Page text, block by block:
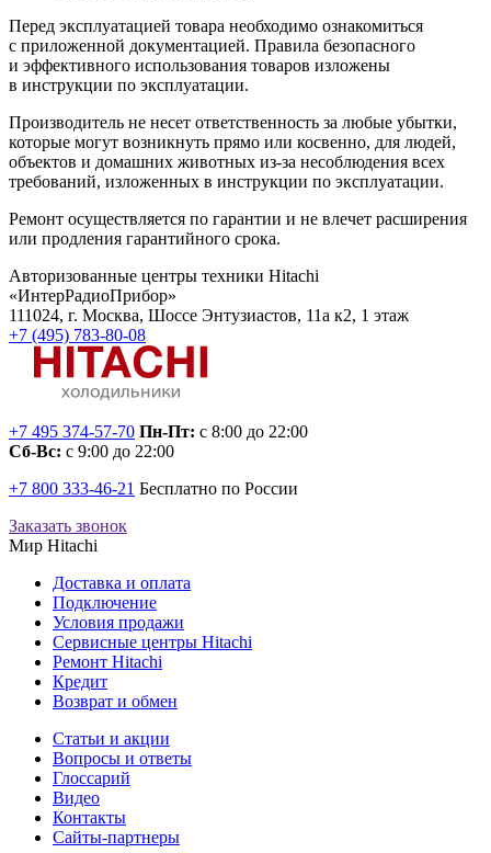
Перед эксплуатацией товара необходимо ознакомиться
с приложенной документацией. Правила безопасного
и эффективного использования товаров изложены
в инструкции по эксплуатации.
Производитель не несет ответственность за любые убытки,
которые могут возникнуть прямо или косвенно, для людей,
объектов и домашних животных из-за несоблюдения всех
требований, изложенных в инструкции по эксплуатации.
Ремонт осуществляется по гарантии и не влечет расширения
или продления гарантийного срока.
Авторизованные центры техники Hitachi
«ИнтерРадиоПрибор»
111024, г. Москва, ​Шоссе Энтузиастов, 11а к2​, 1 этаж
+7 (495) 783-80-08
+7 495 374-57-70 Пн-Пт: с 8:00 до 22:00
Сб-Вс: с 9:00 до 22:00
+7 800 333-46-21 Бесплатно по России
Заказать звонок
Мир Hitachi
Доставка и оплата
Подключение
Условия продажи
Сервисные центры Hitachi
Ремонт Hitachi
Кредит
Возврат и обмен
Cтатьи и акции
Вопросы и ответы
Глоссарий
Видео
Контакты
Сайты-партнеры